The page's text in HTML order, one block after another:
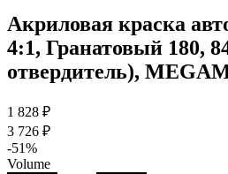
Акриловая краска
4:1, Гранатовый 180,
отвердитель),
1 828 ₽
3 726 ₽
-51%
Volume